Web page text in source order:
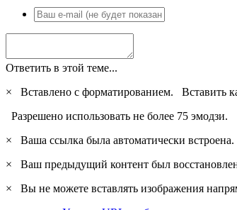
Ответить в этой теме...
×
Вставлено с форматированием. Вставить
Разрешено использовать не более 75 эмодзи.
×
Ваша ссылка была автоматически встроена.
×
Ваш предыдущий контент был
×
Вы не можете вставлять изображения